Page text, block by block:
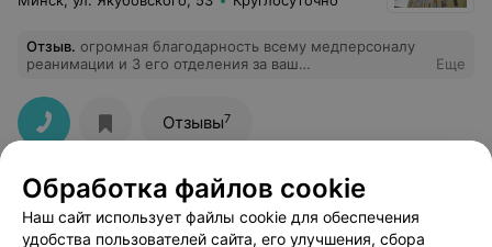
Отзыв. огромная благодарность всему медперсоналу
реанимации и 3 его отделения за ваш
чистота и отношение всё на высшем уровне.
Еще
Отзывы7
20-я городская поликлиника
Минск, пр-т Пушкина, 16 до 20:00
Обработка файлов cookie
Наш сайт использует файлы cookie для обеспечения
удобства пользователей сайта, его улучшения, сбора